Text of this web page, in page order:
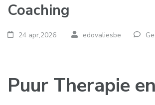
Coaching
24 apr,2026 edovaliesbe
Puur Therapie en